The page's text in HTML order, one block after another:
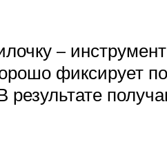
–
фиксирует
результате